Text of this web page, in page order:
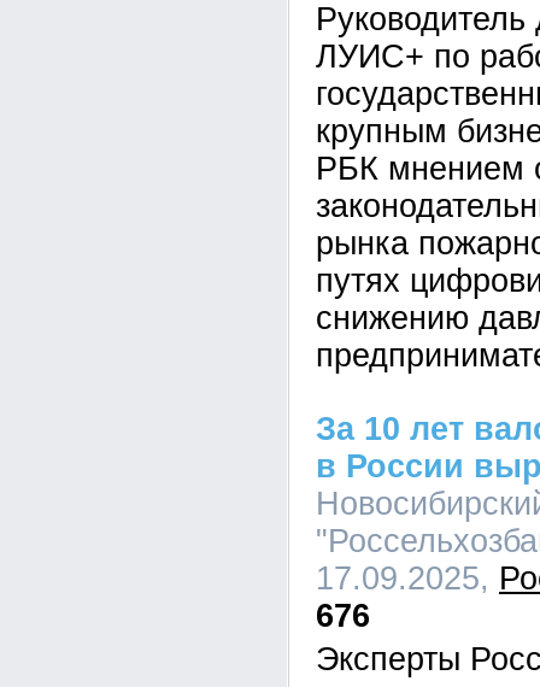
ЛУИС+ по
крупным
РБК мнением
рынка
путях
снижению
За 10 лет
в России
17.09.2025,
676
Эксперты